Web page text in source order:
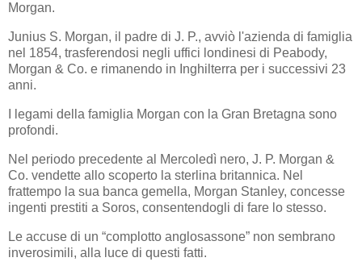
Morgan.
Junius S. Morgan, il padre di J. P., avviò l'azienda di famiglia
nel 1854, trasferendosi negli uffici londinesi di Peabody,
Morgan & Co. e rimanendo in Inghilterra per i successivi 23
anni.
I legami della famiglia Morgan con la Gran Bretagna sono
profondi.
Nel periodo precedente al Mercoledì nero, J. P. Morgan &
Co. vendette allo scoperto la sterlina britannica. Nel
frattempo la sua banca gemella, Morgan Stanley, concesse
ingenti prestiti a Soros, consentendogli di fare lo stesso.
Le accuse di un “complotto anglosassone” non sembrano
inverosimili, alla luce di questi fatti.